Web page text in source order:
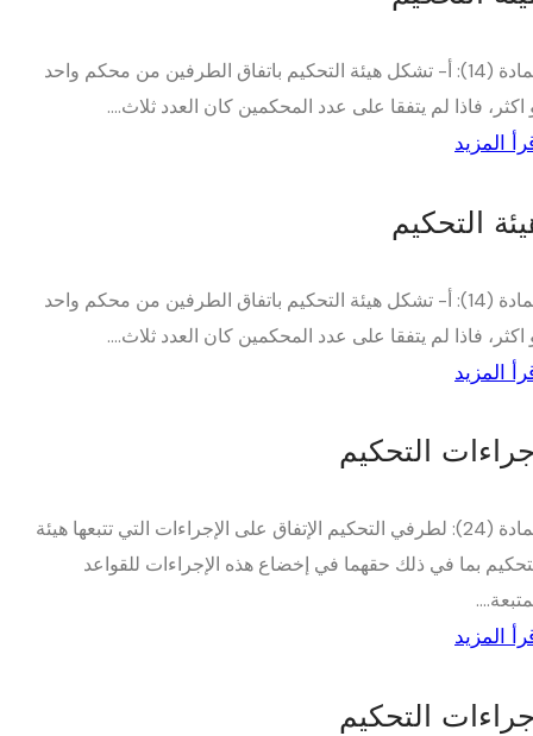
المادة (14): أ- تشكل هيئة التحكيم باتفاق الطرفين من محكم واحد
اكثر، فاذا لم يتفقا على عدد المحكمين كان العدد ثلاث....
المزيد
التحكيم
المادة (14): أ- تشكل هيئة التحكيم باتفاق الطرفين من محكم واحد
اكثر، فاذا لم يتفقا على عدد المحكمين كان العدد ثلاث....
المزيد
التحكيم
المادة (24): لطرفي التحكيم الإتفاق على الإجراءات التي تتبعها هيئة
بما في ذلك حقهما في إخضاع هذه الإجراءات للقواعد
المزيد
التحكيم